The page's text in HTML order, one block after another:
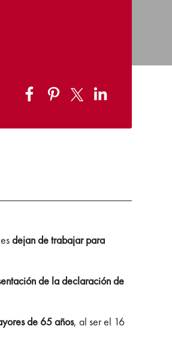
dejan de trabajar para
de la declaración de
de 65 años, al ser el 16